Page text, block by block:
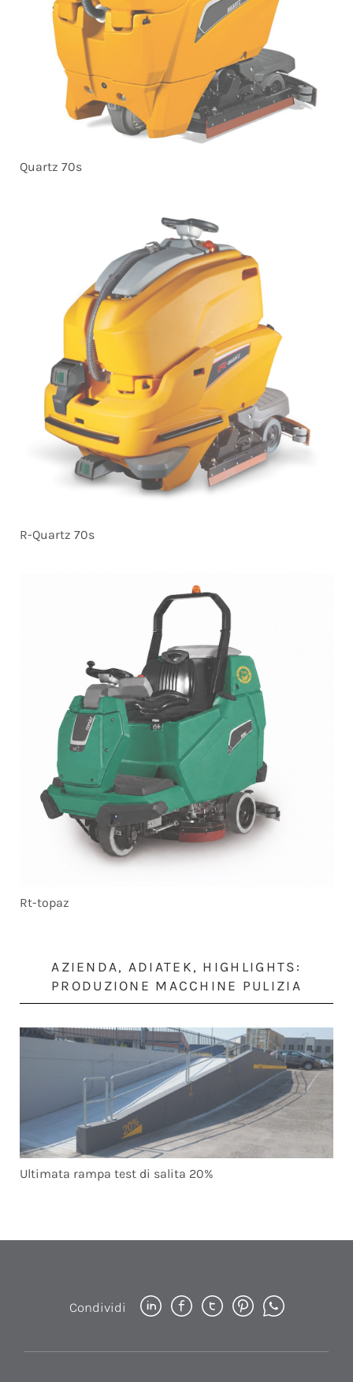
Quartz 70s
R-Quartz 70s
Rt-topaz
AZIENDA, ADIATEK, HIGHLIGHTS:
PRODUZIONE MACCHINE PULIZIA
Ultimata rampa test di salita 20%
Condividi